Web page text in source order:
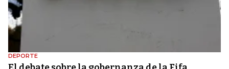
DEPORTE